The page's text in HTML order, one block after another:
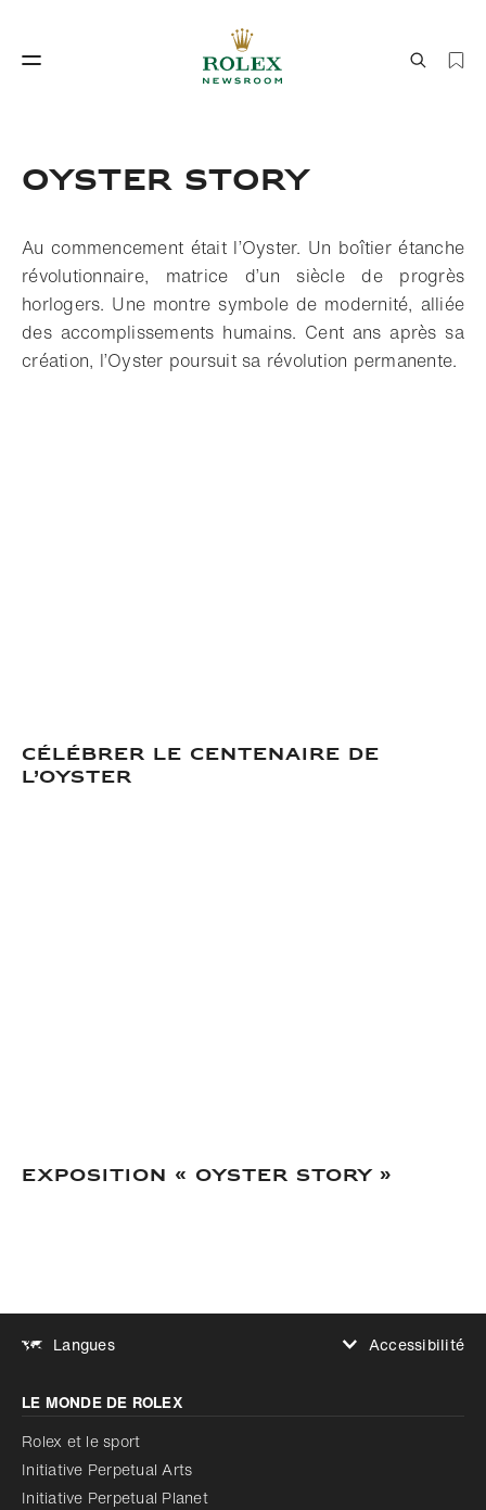
OYSTER STORY
Au commencement était l’Oyster. Un boîtier étanche
révolutionnaire, matrice d’un siècle de progrès
horlogers. Une montre symbole de modernité, alliée
des accomplissements humains. Cent ans après sa
création, l’Oyster poursuit sa révolution permanente.
CÉLÉBRER LE CENTENAIRE DE
L’OYSTER
EXPOSITION « OYSTER STORY »
Langues
Accessibilité
Augmenter le contraste
Désactivé
Réduire les animations
Réduire les animations
Désactivé
LE MONDE DE ROLEX
Rolex et le sport
Initiative Perpetual Arts
Initiative Perpetual Planet